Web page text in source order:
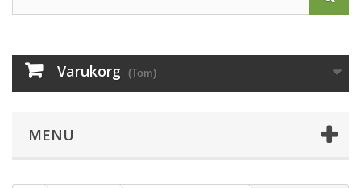
Varukorg (Tom)
MENU